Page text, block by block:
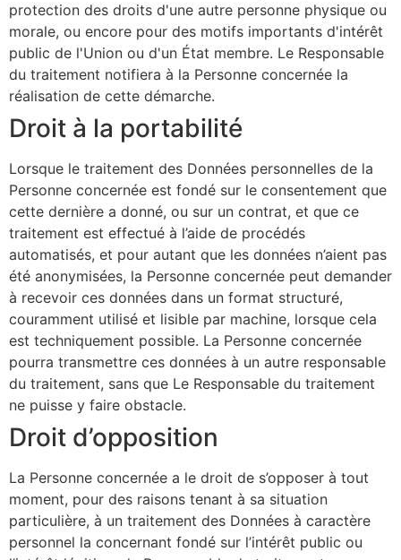
protection des droits d'une autre personne physique ou
morale, ou encore pour des motifs importants d'intérêt
public de l'Union ou d'un État membre. Le Responsable
du traitement notifiera à la Personne concernée la
réalisation de cette démarche.
Droit à la portabilité
Lorsque le traitement des Données personnelles de la
Personne concernée est fondé sur le consentement que
cette dernière a donné, ou sur un contrat, et que ce
traitement est effectué à l’aide de procédés
automatisés, et pour autant que les données n’aient pas
été anonymisées, la Personne concernée peut demander
à recevoir ces données dans un format structuré,
couramment utilisé et lisible par machine, lorsque cela
est techniquement possible. La Personne concernée
pourra transmettre ces données à un autre responsable
du traitement, sans que Le Responsable du traitement
ne puisse y faire obstacle.
Droit d’opposition
La Personne concernée a le droit de s’opposer à tout
moment, pour des raisons tenant à sa situation
particulière, à un traitement des Données à caractère
personnel la concernant fondé sur l’intérêt public ou